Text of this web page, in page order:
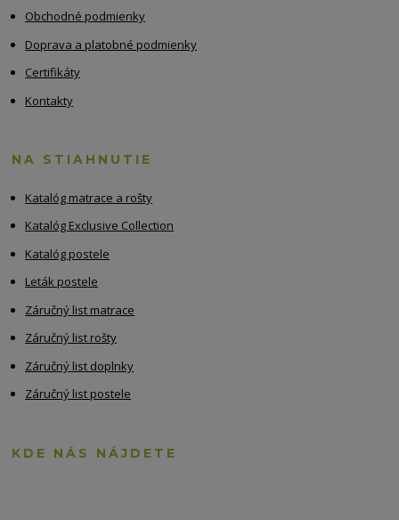
Obchodné podmienky
Doprava a platobné podmienky
Certifikáty
Kontakty
NA STIAHNUTIE
Katalóg matrace a rošty
Katalóg Exclusive Collection
Katalóg postele
Leták postele
Záručný list matrace
Záručný list rošty
Záručný list doplnky
Záručný list postele
KDE NÁS NÁJDETE